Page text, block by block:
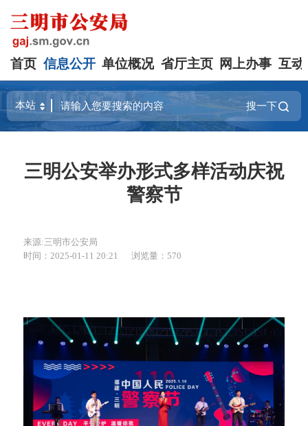
首页 信息公开 单位概况 省厅主页 网上办事 互动
搜一下
三明公安举办形式多样活动庆祝
警察节
来源:三明市公安局
时间：2025-01-11 20:21
浏览量：570